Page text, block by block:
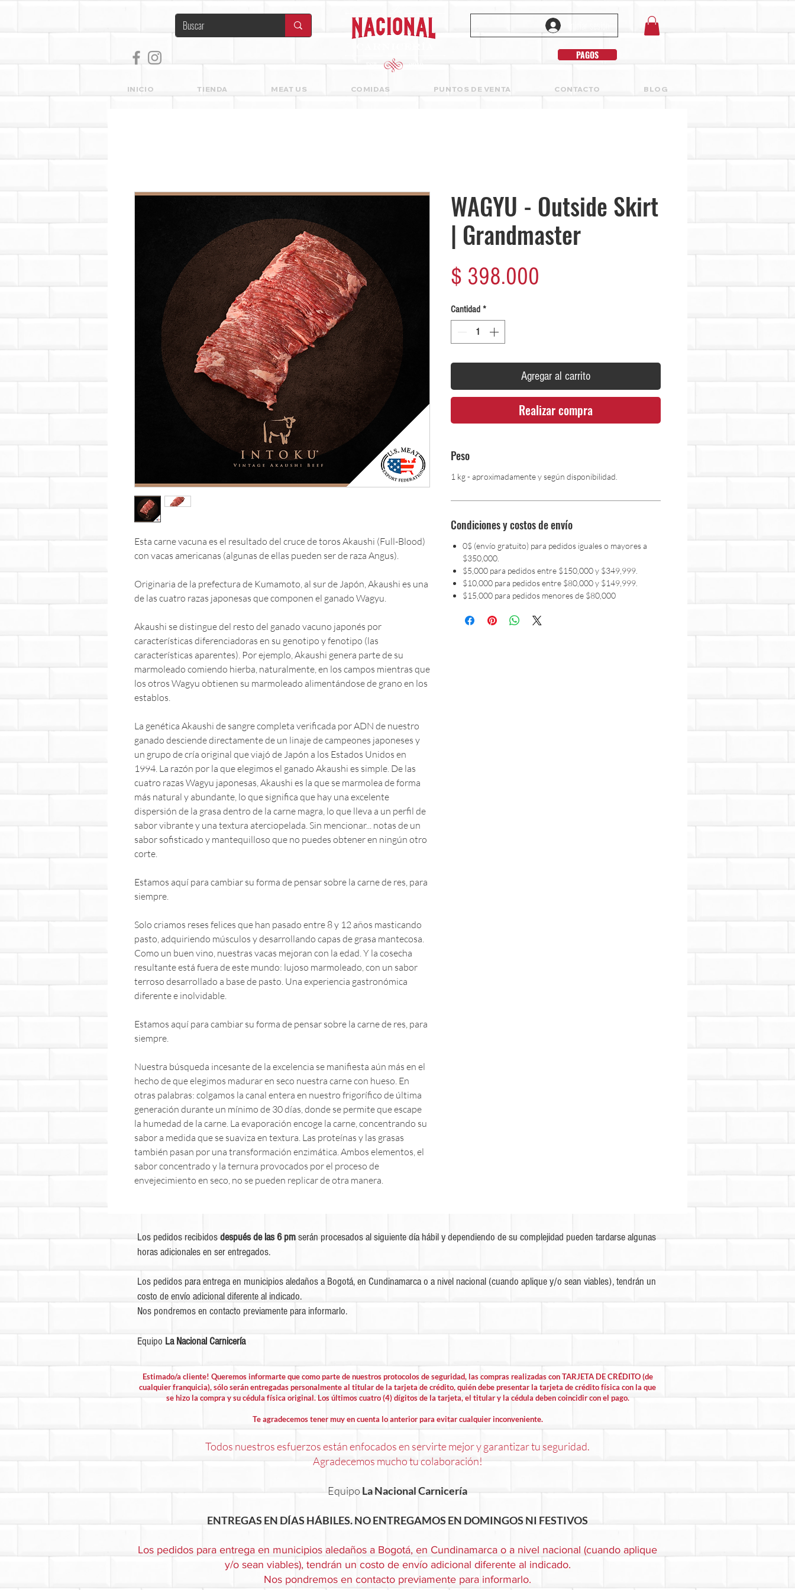
PAGOS
INICIO TIENDA MEAT US COMIDAS PUNTOS DE VENTA CONTACTO BLOG
Esta carne vacuna es el resultado del cruce de toros Akaushi (Full-Blood)
con vacas americanas (algunas de ellas pueden ser de raza Angus).
Originaria de la prefectura de Kumamoto, al sur de Japón, Akaushi es una
de las cuatro razas japonesas que componen el ganado Wagyu.
Akaushi se distingue del resto del ganado vacuno japonés por
características diferenciadoras en su genotipo y fenotipo (las
características aparentes). Por ejemplo, Akaushi genera parte de su
marmoleado comiendo hierba, naturalmente, en los campos mientras que
los otros Wagyu obtienen su marmoleado alimentándose de grano en los
establos.
La genética Akaushi de sangre completa verificada por ADN de nuestro
ganado desciende directamente de un linaje de campeones japoneses y
un grupo de cría original que viajó de Japón a los Estados Unidos en
1994. La razón por la que elegimos el ganado Akaushi es simple. De las
cuatro razas Wagyu japonesas, Akaushi es la que se marmolea de forma
más natural y abundante, lo que significa que hay una excelente
dispersión de la grasa dentro de la carne magra, lo que lleva a un perfil de
sabor vibrante y una textura aterciopelada. Sin mencionar... notas de un
sabor sofisticado y mantequilloso que no puedes obtener en ningún otro
corte.
Estamos aquí para cambiar su forma de pensar sobre la carne de res, para
siempre.
Solo criamos reses felices que han pasado entre 8 y 12 años masticando
pasto, adquiriendo músculos y desarrollando capas de grasa mantecosa.
Como un buen vino, nuestras vacas mejoran con la edad. Y la cosecha
resultante está fuera de este mundo: lujoso marmoleado, con un sabor
terroso desarrollado a base de pasto. Una experiencia gastronómica
diferente e inolvidable.
Estamos aquí para cambiar su forma de pensar sobre la carne de res, para
siempre.
Nuestra búsqueda incesante de la excelencia se manifiesta aún más en el
hecho de que elegimos madurar en seco nuestra carne con hueso. En
otras palabras: colgamos la canal entera en nuestro frigorífico de última
generación durante un mínimo de 30 días, donde se permite que escape
la humedad de la carne. La evaporación encoge la carne, concentrando su
sabor a medida que se suaviza en textura. Las proteínas y las grasas
también pasan por una transformación enzimática. Ambos elementos, el
sabor concentrado y la ternura provocados por el proceso de
envejecimiento en seco, no se pueden replicar de otra manera.
WAGYU - Outside Skirt
| Grandmaster
$ 398.000
Cantidad *
Agregar al carrito
Realizar compra
Peso
1 kg - aproximadamente y según disponibilidad.
Condiciones y costos de envío
0$ (envío gratuito) para pedidos iguales o mayores a
$350,000.
$5,000 para pedidos entre $150,000 y $349,999.
$10,000 para pedidos entre $80,000 y $149,999.
$15,000 para pedidos menores de $80,000
Los pedidos recibidosdespués de las 6 pmserán procesados al siguiente día hábil y dependiendo de su complejidad pueden tardarse algunas
horas adicionales en ser entregados.
Los pedidos para entrega en municipios aledaños a Bogotá, en Cundinamarca o a nivel nacional (cuando aplique y/o sean viables), tendrán un
costo de envío adicional diferente al indicado.
Nos pondremos en contacto previamente para informarlo.
Equipo La Nacional Carnicería
Estimado/a cliente! Queremos informarte que como parte de nuestros protocolos de seguridad, las compras realizadas con TARJETA DE CRÉDITO (de
cualquier franquicia), sólo serán entregadas personalmente al titular de la tarjeta de crédito, quién debe presentar la tarjeta de crédito física con la que
se hizo la compra y su cédula física original. Los últimos cuatro (4) dígitos de la tarjeta, el titular y la cédula deben coincidir con el pago.
Te agradecemos tener muy en cuenta lo anterior para evitar cualquier inconveniente.
Todos nuestros esfuerzos están enfocados en servirte mejor y garantizar tu seguridad.
Agradecemos mucho tu colaboración!
Equipo La Nacional Carnicería
ENTREGAS EN DÍAS HÁBILES. NO ENTREGAMOS EN DOMINGOS NI FESTIVOS
Los pedidos para entrega en municipios aledaños a Bogotá, en Cundinamarca o a nivel nacional (cuando aplique
y/o sean viables), tendrán un costo de envío adicional diferente al indicado.
Nos pondremos en contacto previamente para informarlo.